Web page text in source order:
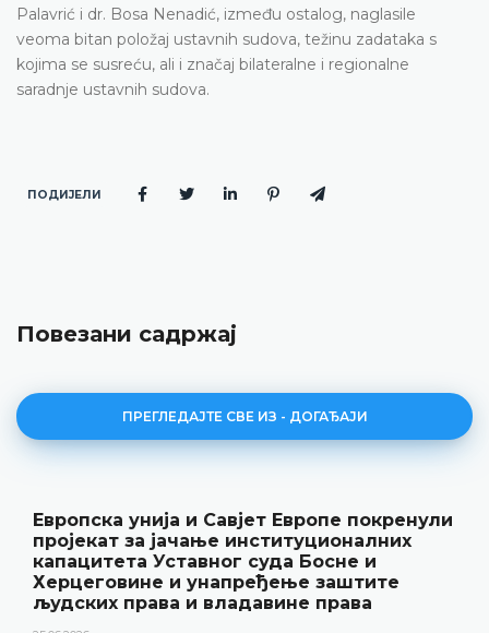
Palavrić i dr. Bosa Nenadić, između ostalog, naglasile
veoma bitan položaj ustavnih sudova, težinu zadataka s
kojima se susreću, ali i značaj bilateralne i regionalne
saradnje ustavnih sudova.
ПОДИЈЕЛИ
Повезани садржај
ПРЕГЛЕДАЈТЕ СВЕ ИЗ - ДОГАЂАЈИ
Европска унија и Савјет Европе покренули
пројекат за јачање институционалних
капацитета Уставног суда Босне и
Херцеговине и унапређење заштите
људских права и владавине права